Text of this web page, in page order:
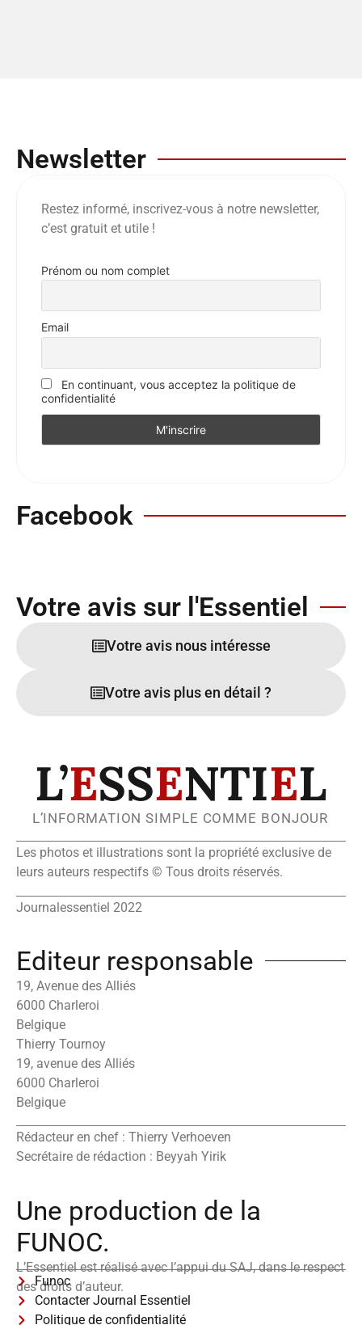
Newsletter
Restez informé, inscrivez-vous à notre newsletter,
c’est gratuit et utile !
Prénom ou nom complet
Email
En continuant, vous acceptez la politique de
confidentialité
Facebook
Votre avis sur l'Essentiel
Votre avis nous intéresse
Votre avis plus en détail ?
L’ESSENTIEL
L’INFORMATION SIMPLE COMME BONJOUR
Les photos et illustrations sont la propriété exclusive de
leurs auteurs respectifs © Tous droits réservés.
Journalessentiel 2022
Editeur responsable
19, Avenue des Alliés
6000 Charleroi
Belgique
Thierry Tournoy
19, avenue des Alliés
6000 Charleroi
Belgique
Rédacteur en chef : Thierry Verhoeven
Secrétaire de rédaction : Beyyah Yirik
Une production de la
FUNOC.
L’Essentiel est réalisé avec l’appui du SAJ, dans le respect
des droits d’auteur.
Funoc
Contacter Journal Essentiel
Politique de confidentialité